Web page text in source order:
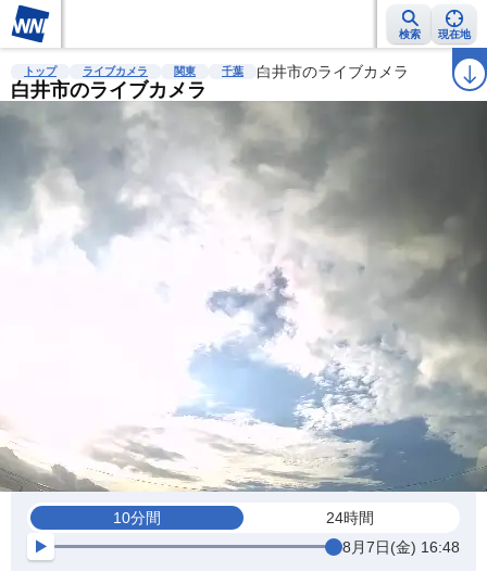
検索 現在地
雨雲レーダー 台風情報 地震情報 警報・注意報 2週間天気 ラ
トップ ライブカメラ 関東 千葉 白井市のライブカメラ
白井市のライブカメラ
10分間
24時間
8月7日(金) 16:48